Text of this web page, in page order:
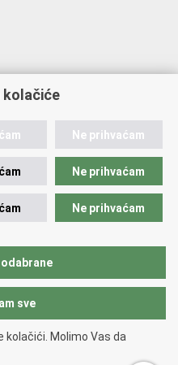
za Republiku Hrvatsku
kolačiće
Ne prihvaćam
Ne prihvaćam
Ne prihvaćam
sve
kolačići. Molimo Vas da